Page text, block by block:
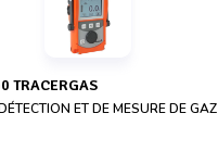
TRACERGAS
ET DE MESURE DE GAZ